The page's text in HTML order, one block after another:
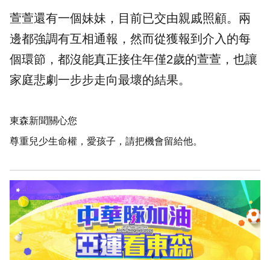
萱萱還有一個妹妹，目前已交由親戚照顧。兩
邊都強調有互相通報，然而從獲報到介入的每
個環節，都沒能真正接住年僅2歲的萱萱，也讓
家庭悲劇一步步走向最壞的結果。
東森新聞關心您
尊重兒少生命權，愛孩子，請把機會留給他。